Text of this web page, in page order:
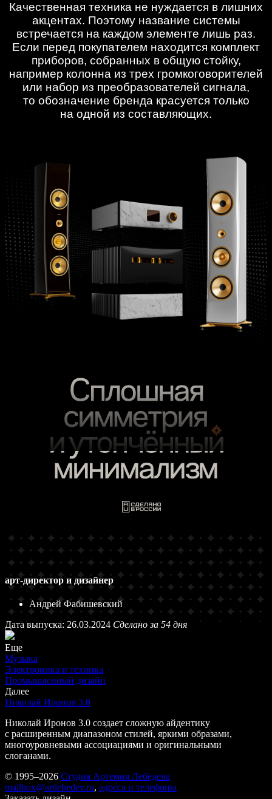
Качественная техника не нуждается в лишних
акцентах. Поэтому название системы
встречается на каждом элементе лишь раз.
Если перед покупателем находится комплект
приборов, собранных в общую стойку,
например колонна из трех громкоговорителей
или набор из преобразователей сигнала,
то обозначение бренда красуется только
на одной из составляющих.
арт-директор и дизайнер
Андрей Фабишевский
Дата выпуска: 26.03.2024 Сделано за 54 дня
Еще
Музыка
Электроника и техника
Промышленный дизайн
Далее
Николай Иронов 3.0
Николай Иронов 3.0 создает сложную айдентику
с расширенным диапазоном стилей, яркими образами,
многоуровневыми ассоциациями и оригинальными
слоганами.
© 1995–2026 Студия Артемия Лебедева
mailbox@artlebedev.ru, адреса и телефоны